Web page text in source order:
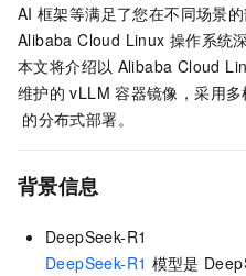
AI 框架等满足了您在不同场景
Alibaba Cloud Linux 操作系统
本文将介绍以 Alibaba Cloud
维护的 vLLM 容器镜像，采用
的分布式部署。
背景信息
DeepSeek-R1
DeepSeek-R1 模型是